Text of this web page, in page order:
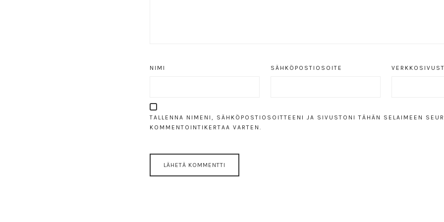
NIMI SÄHKÖPOSTIOSOITE
TALLENNA NIMENI, SÄHKÖPOSTIOSOITTEENI JA SIVUSTONI TÄHÄN SELAIMEEN
KOMMENTOINTIKERTAA VARTEN.